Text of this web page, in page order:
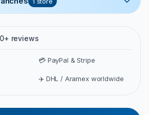
reviews
💳 PayPal & Stripe
✈️ DHL / Aramex worldwide